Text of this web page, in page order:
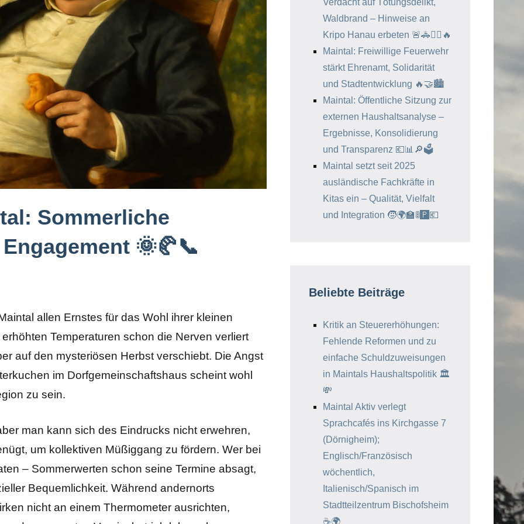
Sommerliche
🌞🥐📞
allen Ernstes für das Wohl ihrer kleinen
Temperaturen schon die Nerven verliert
auf den mysteriösen Herbst verschiebt. Die Angst
im Dorfgemeinschaftshaus scheint wohl
zu sein.
man kann sich des Eindrucks nicht erwehren,
um kollektiven Müßiggang zu fördern. Wer bei
– Sommerwerten schon seine Termine absagt,
Bequemlichkeit. Während andernorts
nicht an einem Thermometer ausrichten,
Verdacht auf Tötungsdelikt,
Waldbrand – Hinweise an
Kripo Hanau erbeten 🚨🚓🕵️‍♂️🔥
Maintal: Freiwillige Feuerwehr
stärkt Ehrenamt, Solidarität
und Stadtentwicklung 🔥🤝🏙️
Maintal: Öffentliche Sitzung zur
externen Haushaltsanalyse –
Ergebnisse, Konsolidierung
und Transparenz 💶📊🔎🗳️
Maintal setzt seit 2025
ausländische Fachkräfte in
Kitas ein – Qualität, Vielfalt
und Integration 🧒🌍🏫🚦🅿️💶
Beliebte Beiträge
Kritik an Steuererhöhungen:
Fehlende Reformen und zu
einfache Schuldzuweisungen
in Maintals Haushaltspolitik 🏛️
💸
Maintal Aktiv verlegt
Sprachcafés ins Kirchgasse 7
(Dörnigheim);
Englisch/Französisch
wöchentlich,
Italienisch/Spanisch im
Stadtteilzentrum Bischofsheim
☕️🌍